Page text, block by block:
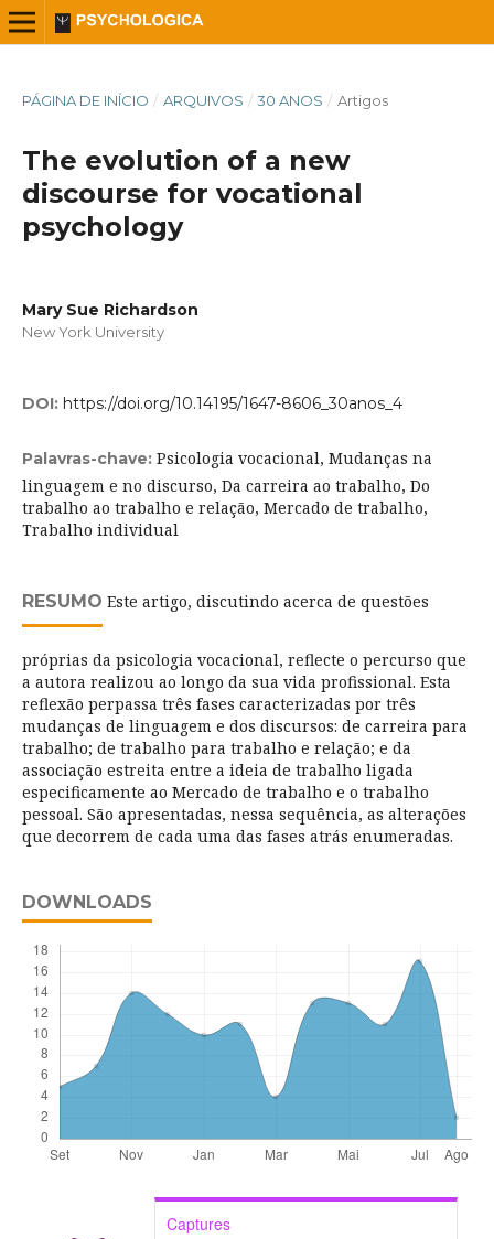
PÁGINA DE INÍCIO / ARQUIVOS / 30 ANOS / Artigos
The evolution of a new
discourse for vocational
psychology
Mary Sue Richardson
New York University
DOI: https://doi.org/10.14195/1647-8606_30anos_4
Palavras-chave: Psicologia vocacional, Mudanças na
linguagem e no discurso, Da carreira ao trabalho, Do
trabalho ao trabalho e relação, Mercado de trabalho,
Trabalho individual
RESUMO Este artigo, discutindo acerca de questões
próprias da psicologia vocacional, reflecte o percurso que
a autora realizou ao longo da sua vida profissional. Esta
reflexão perpassa três fases caracterizadas por três
mudanças de linguagem e dos discursos: de carreira para
trabalho; de trabalho para trabalho e relação; e da
associação estreita entre a ideia de trabalho ligada
especificamente ao Mercado de trabalho e o trabalho
pessoal. São apresentadas, nessa sequência, as alterações
que decorrem de cada uma das fases atrás enumeradas.
DOWNLOADS
Captures